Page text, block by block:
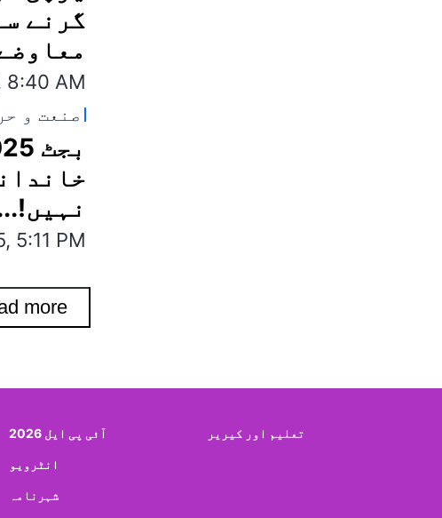
8:40 AM
صنعت و
5:11 PM
more
آئی پی ایل 2026
انٹرویو
شہرنامہ
تعلیم اور کیریر